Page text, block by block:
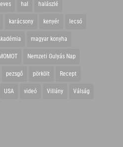
hal halászlé
karácsony kenyér lecsó
magyar konyha
MOMOT Nemzeti Gulyás Nap
pezsgő pörkölt Recept
USA videó Villány Válság